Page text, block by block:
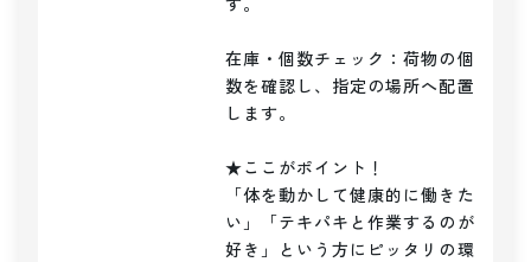
在庫・個数チェック：荷物の個
数を確認し、指定の場所へ配置
します。
★ここがポイント！
「体を動かして健康的に働きた
い」「テキパキと作業するのが
好き」という方にピッタリの環